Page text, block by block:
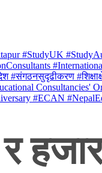
#StudyUK
Consultancies'
#ECAN